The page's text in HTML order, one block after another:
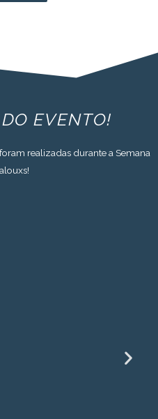
EVENTO!
realizadas durante a Semana